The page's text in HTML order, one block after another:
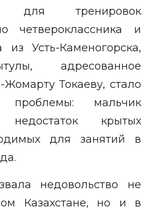
для тренировок
четвероклассника и
из Усть-Каменогорска,
адресованное
Токаеву, стало
проблемы: мальчик
крытых
для занятий в
недовольство не
Казахстане, но и в